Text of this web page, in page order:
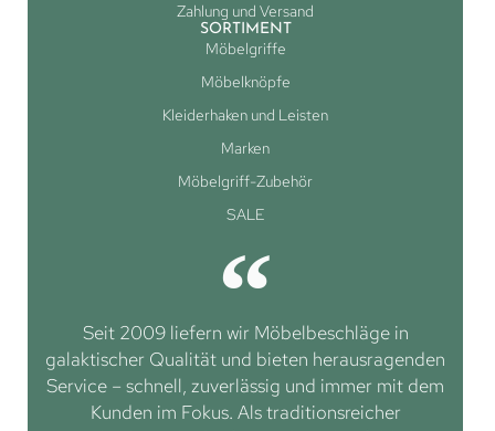
Zahlung und Versand
SORTIMENT
Möbelgriffe
Möbelknöpfe
Kleiderhaken und Leisten
Marken
Möbelgriff-Zubehör
SALE
Seit 2009 liefern wir Möbelbeschläge in
galaktischer Qualität und bieten herausragenden
Service – schnell, zuverlässig und immer mit dem
Kunden im Fokus. Als traditionsreicher